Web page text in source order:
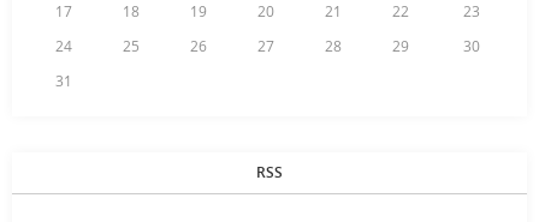
17
18 19 20 21 22
23
24
25 26 27 28 29
30
31
RSS